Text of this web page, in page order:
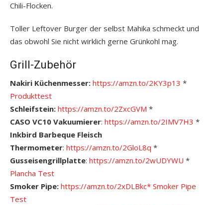
Chili-Flocken.
Toller Leftover Burger der selbst Mahika schmeckt und
das obwohl Sie nicht wirklich gerne Grünkohl mag.
Grill-Zubehör
Nakiri Küchenmesser: https://amzn.to/2KY3p13 *
Produkttest
Schleifstein: https://amzn.to/2ZxcGVM *
CASO VC10 Vakuumierer: https://amzn.to/2IMV7H3 *
Inkbird Barbeque Fleisch
Thermometer: https://amzn.to/2GloL8q *
Gusseisengrillplatte: https://amzn.to/2wUDYWU *
Plancha Test
Smoker Pipe: https://amzn.to/2xDLBkc* Smoker Pipe
Test